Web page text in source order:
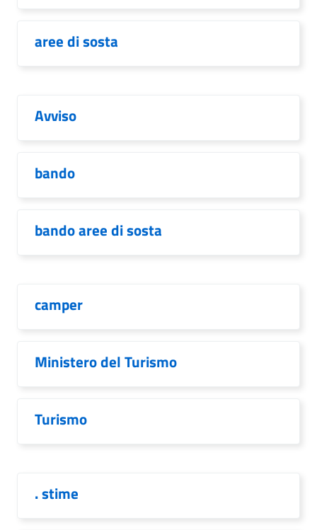
aree di sosta
Avviso
bando
bando aree di sosta
camper
Ministero del Turismo
Turismo
. stime